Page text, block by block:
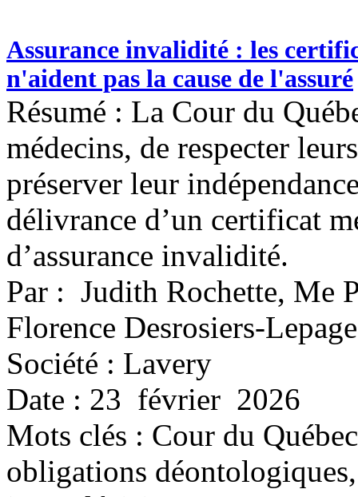
Assurance invalidité : les
n'aident pas la cause de l'assuré
Résumé : La Cour du
médecins, de respecter
préserver leur
délivrance d’un certificat
d’assurance invalidité.
Par : Judith Rochette, Me
Florence Desrosiers-Lepage
Société : Lavery
Date : 23 février 2026
Mots clés : Cour du
obligations